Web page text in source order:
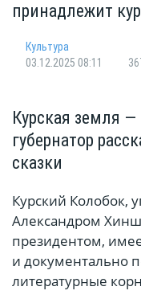
принадлежит
Культура
03.12.2025 08:11
Курская земля
губернатор
сказки
Курский Колобок,
Александром
президентом,
и документально
литературные